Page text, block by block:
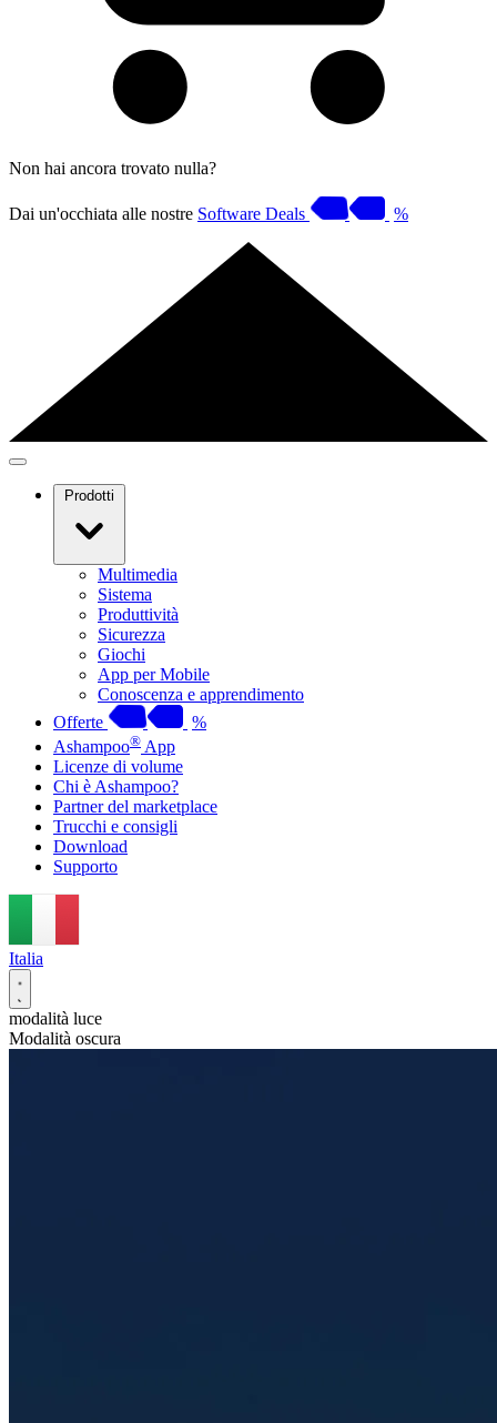
Non hai ancora trovato nulla?
Dai un'occhiata alle nostre Software Deals %
Prodotti
Multimedia
Sistema
Produttività
Sicurezza
Giochi
App per Mobile
Conoscenza e apprendimento
Offerte
%
Ashampoo® App
Licenze di volume
Chi è Ashampoo?
Partner del marketplace
Trucchi e consigli
Download
Supporto
Italia
modalità luce
Modalità oscura